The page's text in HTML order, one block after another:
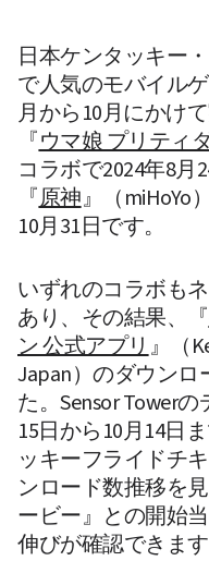
日本ケンタッキー
で人気のモバイル
月から10月にかけ
『ウマ娘 プリティ
コラボで2024年8月
『原神』（miHoYo
10月31日です。
いずれのコラボも
あり、その結果、『
ン 公式アプリ』（
Japan）のダウン
た。Sensor Tower
15日から10月14日
ッキーフライドチ
ンロード数推移を
ービー』との開始
伸びが確認できます